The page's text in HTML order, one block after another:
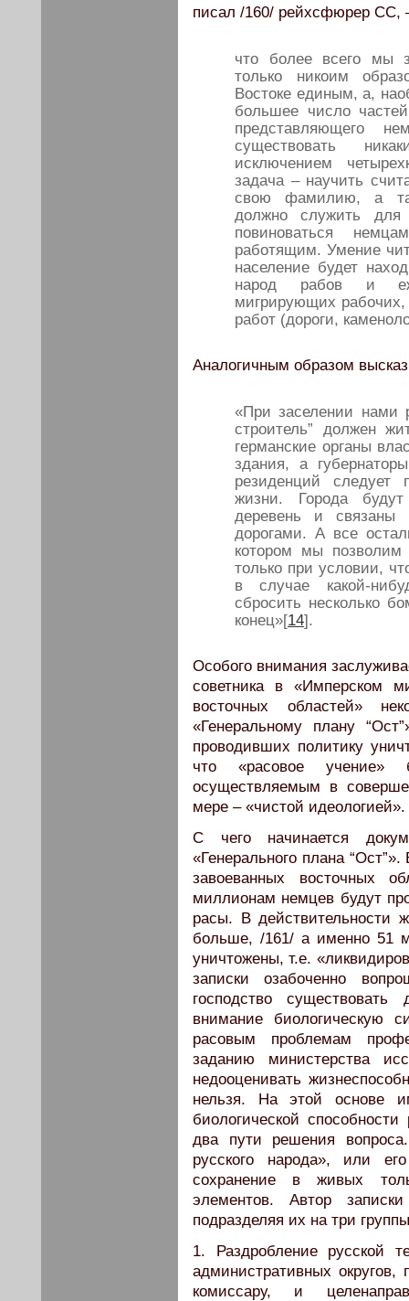
писал /160/ рейхсфюрер СС,
что более всего мы
только никоим
Востоке единым, а,
большее число
представляющего
существовать
исключением
задача – научить
свою фамилию, а
должно служить для
повиноваться
работящим. Умение
население будет
народ рабов и
мигрирующих
работ (дороги,
Аналогичным образом
«При заселении нами
строитель” должен
германские органы
здания, а
резиденций следует
жизни. Города
деревень и
дорогами. А все
котором мы
только при условии,
в случае какой-
сбросить несколько
конец»[14].
Особого внимания
советника в «Имперском
восточных областей»
«Генеральному плану
проводивших политику
что «расовое учение»
осуществляемым в
мере – «чистой идеологией».
С чего начинается
«Генерального плана
завоеванных восточных
миллионам немцев будут
расы. В действительности
больше, /161/ а именно 51
уничтожены, т.е.
записки озабоченно
господство
внимание биологическую
расовым проблемам
заданию министерства
недооценивать
нельзя. На этой основе
биологической
два пути решения
русского народа», или
сохранение в живых
элементов. Автор
подразделяя их на три
1. Раздробление русской
административных округов,
комиссару, и